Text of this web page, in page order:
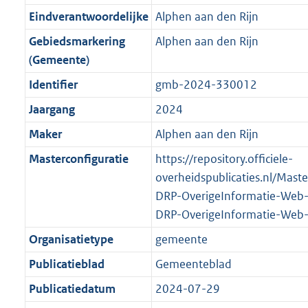
f
o
m
a
a
t
b
n
f
r
m
a
a
t
M
i
n
o
r
m
a
a
t
K
e
i
f
o
r
m
a
a
0
K
b
r
o
o
t
e
:
2
K
b
g
r
o
t
t
e
:
2
K
b
Eindverantwoordelijke Alphen aan den Rijn
Gebiedsmarkering
(Gemeente)
Alphen aan den Rijn
Identifier
gmb-2024-330012
Jaargang
2024
Maker
Alphen aan den Rijn
Masterconfiguratie
https://repository.officiele-
overheidspublicaties.nl/
DRP-OverigeInformatie-
DRP-OverigeInformatie-
Organisatietype
gemeente
Publicatieblad
Gemeenteblad
Publicatiedatum
2024-07-29